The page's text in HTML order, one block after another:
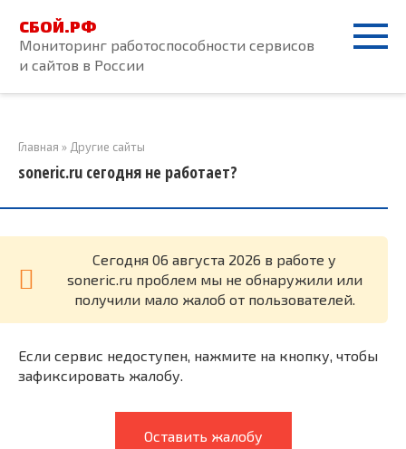
контенту
СБОЙ.РФ
Мониторинг работоспособности сервисов
и сайтов в России
Главная » Другие сайты
soneric.ru сегодня не работает?
Cегодня 06 августа 2026 в работе у
soneric.ru проблем мы не обнаружили или
получили мало жалоб от пользователей.
Если сервис недоступен, нажмите на кнопку, чтобы
зафиксировать жалобу.
Оставить жалобу